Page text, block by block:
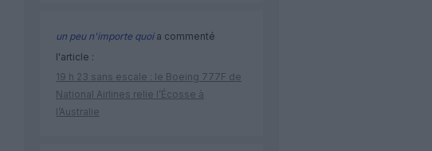
un peu n'importe quoia commenté
l'article :
19 h 23 sans escale : le Boeing 777F de
National Airlines relie l’Écosse à
l’Australie